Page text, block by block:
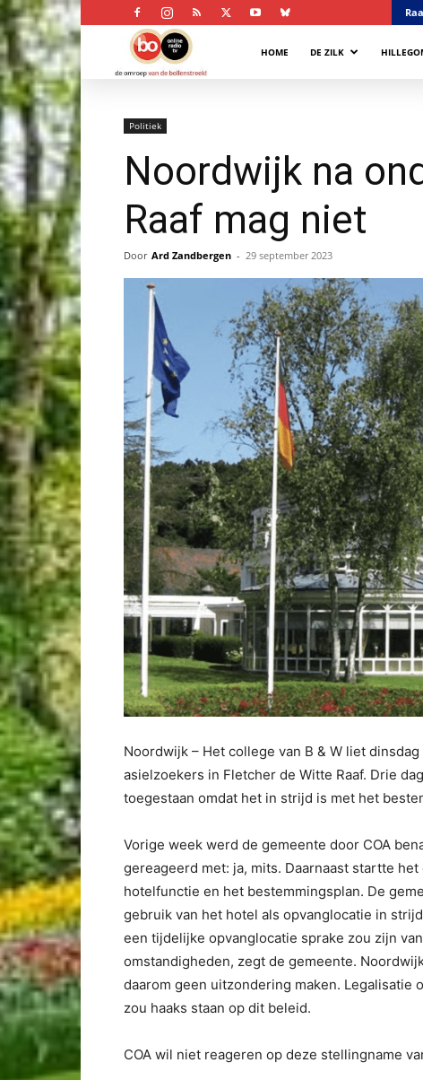
Bollenstreek
HOME DE ZILK
Politiek
Noordwijk na
Raaf mag niet
Door Ard Zandbergen - 29 september 2023
Noordwijk – Het college van B & W liet
asielzoekers in Fletcher de Witte Raaf. Drie
toegestaan omdat het in strijd is met het
Vorige week werd de gemeente door COA
gereageerd met: ja, mits. Daarnaast startte
hotelfunctie en het bestemmingsplan. De
gebruik van het hotel als opvanglocatie in
een tijdelijke opvanglocatie sprake zou zijn
omstandigheden, zegt de gemeente.
daarom geen uitzondering maken. Legalisatie
zou haaks staan op dit beleid.
COA wil niet reageren op deze stellingname